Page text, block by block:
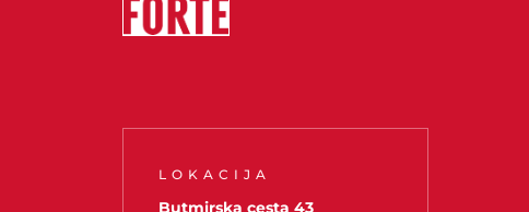
LOKACIJA
Butmirska cesta 43